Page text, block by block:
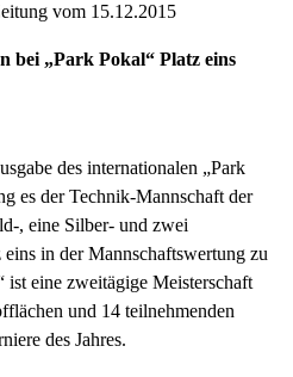
vom 15.12.2015
bei „Park Pokal“ Platz eins
des internationalen „Park
es der Technik-Mannschaft der
, eine Silber- und zwei
in der Mannschaftswertung zu
ist eine zweitägige Meisterschaft
und 14 teilnehmenden
des Jahres.